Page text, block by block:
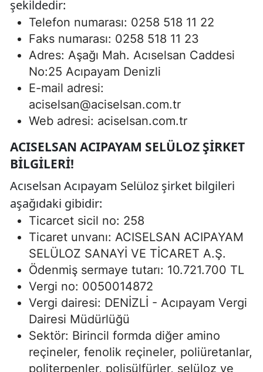
şekildedir:
Telefon numarası: 0258 518 11 22
Faks numarası: 0258 518 11 23
Adres: Aşağı Mah. Acıselsan Caddesi
No:25 Acıpayam Denizli
E-mail adresi:
aciselsan@aciselsan.com.tr
Web adresi: aciselsan.com.tr
ACISELSAN ACIPAYAM SELÜLOZ ŞIRKET
BILGILERI!
Acıselsan Acıpayam Selüloz şirket bilgileri
aşağıdaki gibidir:
Ticarcet sicil no: 258
Ticaret unvanı: ACISELSAN ACIPAYAM
SELÜLOZ SANAYİ VE TİCARET A.Ş.
Ödenmiş sermaye tutarı: 10.721.700 TL
Vergi no: 0050014872
Vergi dairesi: DENİZLİ - Acıpayam Vergi
Dairesi Müdürlüğü
Sektör: Birincil formda diğer amino
reçineler, fenolik reçineler, poliüretanlar,
politerpenler, polisülfürler, selüloz ve